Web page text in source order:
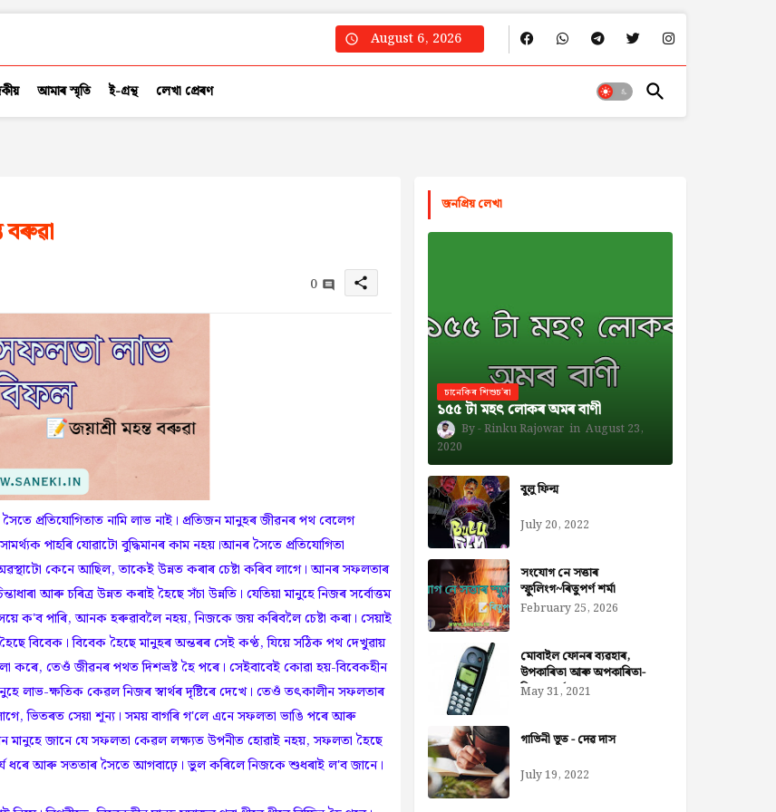
August 6, 2026
আমাৰ স্মৃতি ই-গ্ৰন্থ লেখা প্ৰেৰণ
বৰুৱা
0 share
নামি লাভ নাই। প্ৰতিজন মানুহৰ জীৱনৰ পথ বেলেগ
পাহৰি যোৱাটো বুদ্ধিমানৰ কাম নহয়।আনৰ সৈতে প্ৰতিযোগিতা
কেনে আছিল, তাকেই উন্নত কৰাৰ চেষ্টা কৰিব লাগে। আনৰ সফলতাৰ
আৰু চৰিত্ৰ উন্নত কৰাই হৈছে সঁচা উন্নতি। যেতিয়া মানুহে নিজৰ সৰ্বোত্তম
ক'ব পাৰি, আনক হৰুৱাবলৈ নহয়, নিজকে জয় কৰিবলৈ চেষ্টা কৰা। সেয়াই
বিবেক। বিবেক হৈছে মানুহৰ অন্তৰৰ সেই কণ্ঠ, যিয়ে সঠিক পথ দেখুৱায়
তেওঁ জীৱনৰ পথত দিশভ্রষ্ট হৈ পৰে। সেইবাবেই কোৱা হয়-বিবেকহীন
লাভ-ক্ষতিক কেৱল নিজৰ স্বাৰ্থৰ দৃষ্টিৰে দেখে। তেওঁ তৎকালীন সফলতাৰ
ভিতৰত সেয়া শূন্য। সময় বাগৰি গ'লে এনে সফলতা ভাঙি পৰে আৰু
মানুহে জানে যে সফলতা কেৱল লক্ষ্যত উপনীত হোৱাই নহয়, সফলতা হৈছে
ধৰে আৰু সততাৰ সৈতে আগবাঢ়ে। ভুল কৰিলে নিজকে শুধৰাই ল'ব জানে।
জনপ্রিয় লেখা
চানেকিৰ শিশুচ'ৰা
১৫৫ টা মহৎ লোকৰ অমৰ বাণী
Rinku Rajowar
August 23,
2020
বুলু ফিল্ম
July 20, 2022
সংযোগ নে সত্তাৰ
স্ফুলিংগ~ৰিতুপৰ্ণ শৰ্মা
February 25, 2026
মোবাইল ফোনৰ ব্যৱহাৰ,
উপকাৰিতা আৰু অপকাৰিতা-
নিজৰা বৰ্মন ডেকা
May 31, 2021
গাভিনী ভূত - দেৱ দাস
July 19, 2022